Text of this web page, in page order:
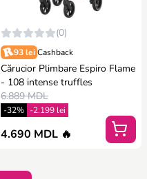
(0)
93 lei Cashback
Cărucior Plimbare Espiro Flame
- 108 intense truffles
6.889 MDL
-32% -2.199 lei
4.690 MDL 🔥